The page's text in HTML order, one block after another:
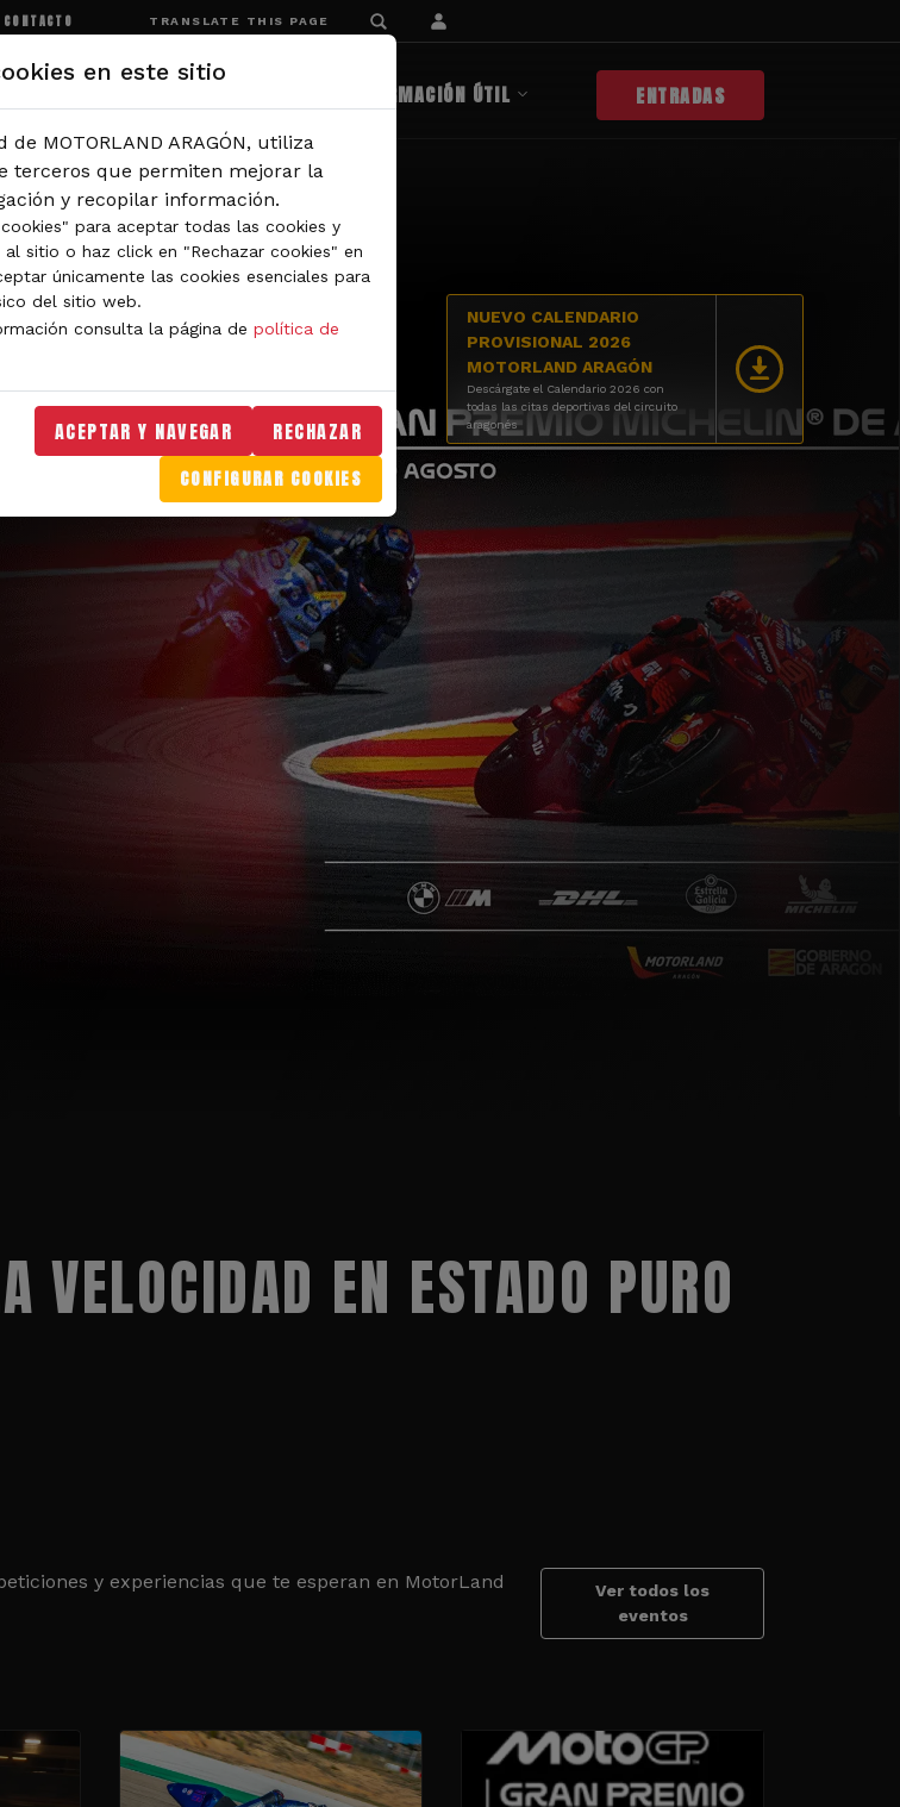
CONTACTO TRANSLATE THIS PAGE
INFORMACIÓN ÚTIL ENTRADAS
NUEVO CALENDARIO
PROVISIONAL 2026
MOTORLAND ARAGÓN
Descárgate el Calendario 2026 con
todas las citas deportivas del circuito
aragonés
VELOCIDAD EN ESTADO PURO
y experiencias que te esperan en MotorLand
Ver todos los
eventos
en este sitio
de MOTORLAND ARAGÓN, utiliza
terceros que permiten mejorar la
y recopilar información.
para aceptar todas las cookies y
sitio o haz click en "Rechazar cookies" en
únicamente las cookies esenciales para
del sitio web.
consulta la página de política de
ACEPTAR Y NAVEGAR RECHAZAR
CONFIGURAR COOKIES